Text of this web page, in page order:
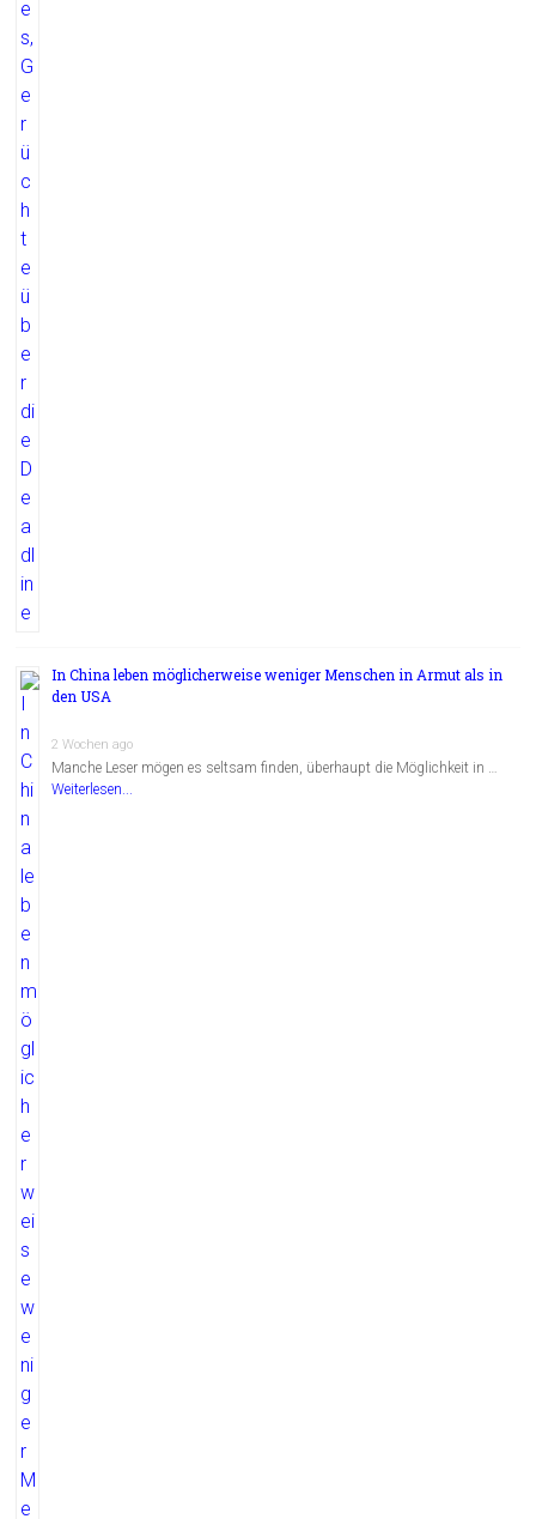
In China leben möglicherweise weniger Menschen in Armut als in
den USA
2 Wochen ago
Manche Leser mögen es seltsam finden, überhaupt die Möglichkeit in …
Weiterlesen...